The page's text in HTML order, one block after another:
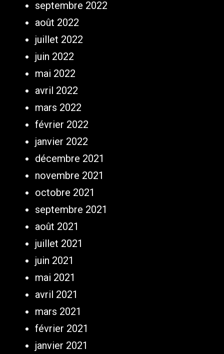
septembre 2022
août 2022
juillet 2022
juin 2022
mai 2022
avril 2022
mars 2022
février 2022
janvier 2022
décembre 2021
novembre 2021
octobre 2021
septembre 2021
août 2021
juillet 2021
juin 2021
mai 2021
avril 2021
mars 2021
février 2021
janvier 2021